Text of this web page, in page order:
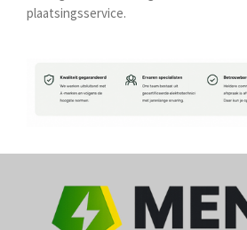
plaatsingsservice.